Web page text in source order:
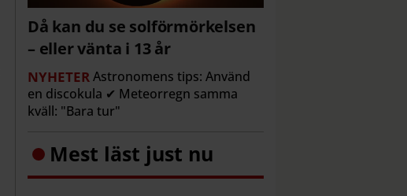
Då kan du se solförmörkelsen
– eller vänta i 13 år
NYHETERAstronomens tips: Använd
en discokula ✔ Meteorregn samma
kväll: "Bara tur"
Mest läst just nu